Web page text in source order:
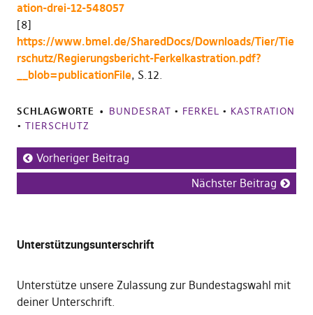
ation-drei-12-548057
[8]
https://www.bmel.de/SharedDocs/Downloads/Tier/Tie
rschutz/Regierungsbericht-Ferkelkastration.pdf?
__blob=publicationFile, S.12.
SCHLAGWORTE BUNDESRAT • FERKEL • KASTRATION
• TIERSCHUTZ
Vorheriger Beitrag
Nächster Beitrag
Unterstützungsunterschrift
Unterstütze unsere Zulassung zur Bundestagswahl mit
deiner Unterschrift.